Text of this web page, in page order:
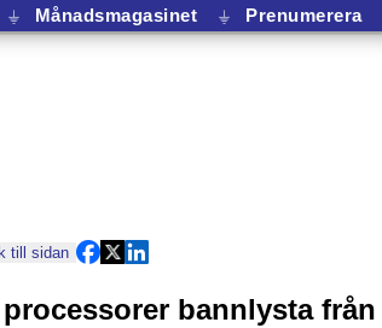
⏚ Månadsmagasinet ⏚ Prenumerera
till sidan
bannlysta från